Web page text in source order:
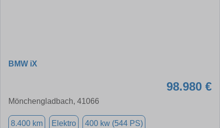
BMW iX
98.980 €
Mönchengladbach, 41066
8.400 km Elektro 400 kw (544 PS)